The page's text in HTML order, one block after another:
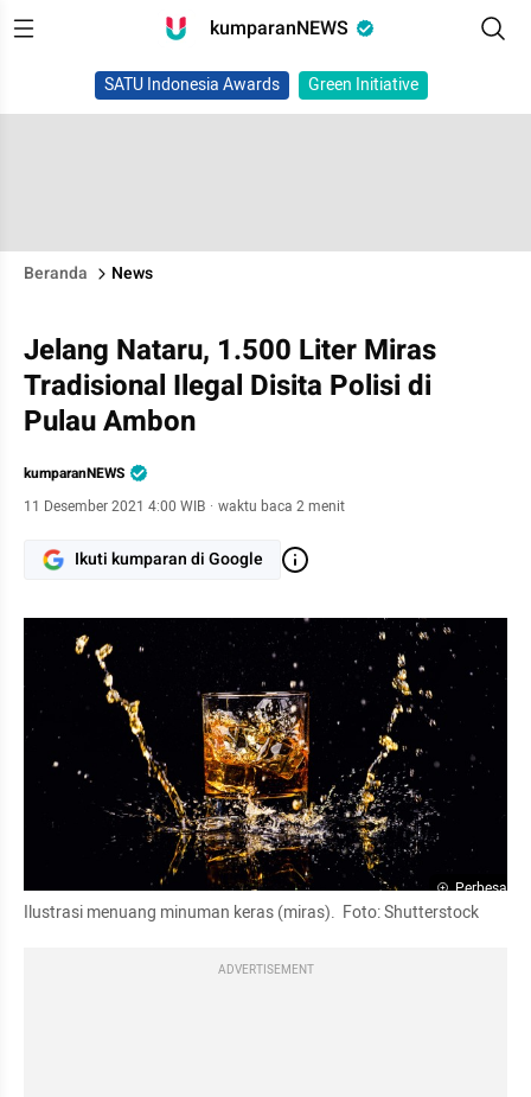
kumparanNEWS
SATU Indonesia Awards Green Initiative
Beranda News
Jelang Nataru, 1.500 Liter Miras
Tradisional Ilegal Disita Polisi di
Pulau Ambon
kumparanNEWS
11 Desember 2021 4:00 WIB · waktu baca 2 menit
Ikuti kumparan di Google
Perbesar
Ilustrasi menuang minuman keras (miras).  Foto: Shutterstock
ADVERTISEMENT